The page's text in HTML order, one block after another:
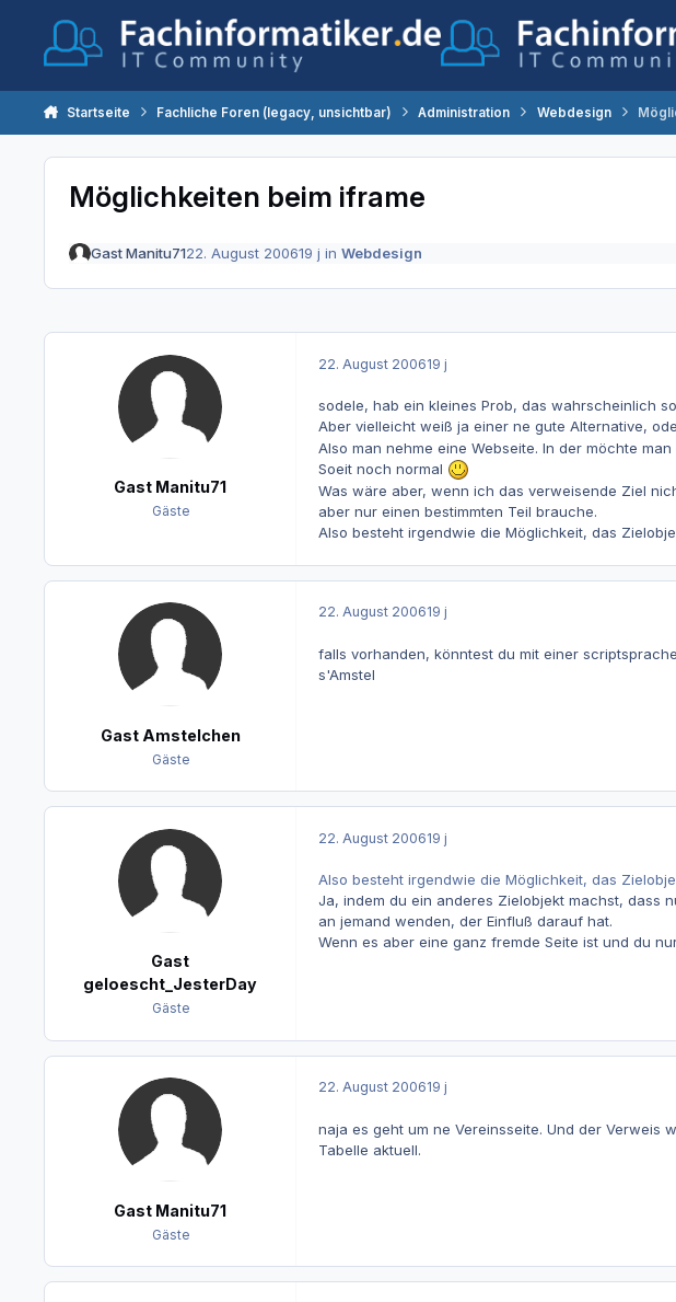
Startseite Fachliche Foren (legacy, unsichtbar) Administration Webdesign
Möglichkeiten beim iframe
Gast Manitu7122. August 200619 j in Webdesign
Gast Manitu71
Gäste
22. August 200619 j
sodele, hab ein kleines Prob, das wahrscheinlich
Aber vielleicht weiß ja einer ne gute Alternative,
Also man nehme eine Webseite. In der möchte
Soeit noch normal
Was wäre aber, wenn ich das verweisende Ziel
aber nur einen bestimmten Teil brauche.
Also besteht irgendwie die Möglichkeit, das
Gast Amstelchen
Gäste
22. August 200619 j
falls vorhanden, könntest du mit einer
s'Amstel
Gast
geloescht_JesterDay
Gäste
22. August 200619 j
Also besteht irgendwie die Möglichkeit, das
Ja, indem du ein anderes Zielobjekt machst, dass
an jemand wenden, der Einfluß darauf hat.
Wenn es aber eine ganz fremde Seite ist und du
Gast Manitu71
Gäste
22. August 200619 j
naja es geht um ne Vereinsseite. Und der Verweis
Tabelle aktuell.